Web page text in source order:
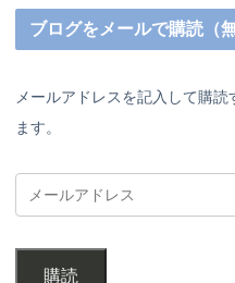
ブログをメールで購読（無
メールアドレスを記入して購
ます。
購読